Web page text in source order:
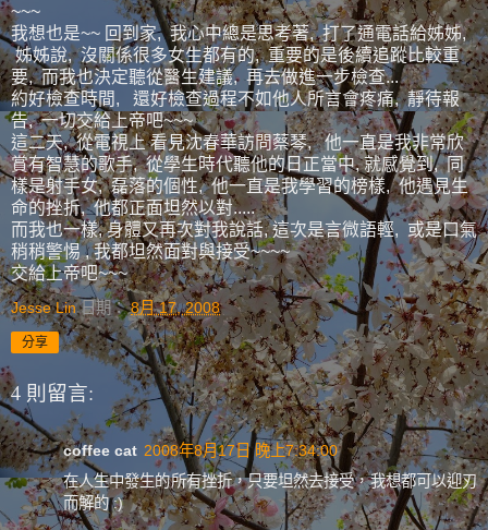
~~~
我想也是~~ 回到家, 我心中總是思考著, 打了通電話給姊姊,
姊姊說, 沒關係很多女生都有的, 重要的是後續追蹤比較重
要, 而我也決定聽從醫生建議, 再去做進一步檢查...
約好檢查時間, 還好檢查過程不如他人所言會疼痛, 靜待報
告, 一切交給上帝吧~~~
這二天, 從電視上 看見沈春華訪問蔡琴, 他一直是我非常欣
賞有智慧的歌手, 從學生時代聽他的日正當中, 就感覺到, 同
樣是射手女, 磊落的個性, 他一直是我學習的榜樣, 他遇見生
命的挫折, 他都正面坦然以對.....
而我也一樣, 身體又再次對我說話, 這次是言微語輕, 或是口氣
稍稍警惕 , 我都坦然面對與接受~~~~
交給上帝吧~~~
Jesse Lin 日期：8月 17, 2008
分享
4 則留言:
coffee cat 2008年8月17日 晚上7:34:00
在人生中發生的所有挫折，只要坦然去接受，我想都可以迎刃
而解的 :)